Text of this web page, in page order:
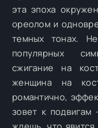
эта эпоха
ореолом и
темных тонах.
популярных
сжигание на
женщина на
романтично,
зовет к подвигам